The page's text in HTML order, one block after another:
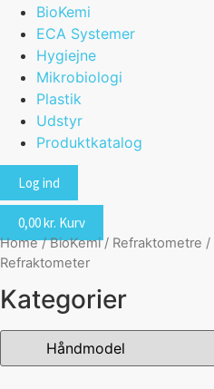
BioKemi
ECA Systemer
Hygiejne
Mikrobiologi
Plastik
Udstyr
Produktkatalog
Log ind
0,00kr. Kurv
Home/BioKemi/ Refraktometre /
Refraktometer
Kategorier